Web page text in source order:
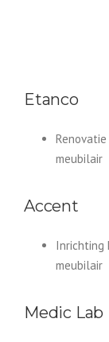
Etanco
meubilair
Accent
Inrichting
meubilair
Medic Lab